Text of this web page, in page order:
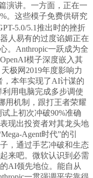
演讲。一方面，正在一
。这些模子免费供研究
5.0/5.1推出时的挫折
人易有的过度谄媚正在
。Anthropic一跃成为全
模子深度嵌入其
极网2019年度影响力
，本年实现了AI计谋的
利用电脑完成多步调使
用机制，跟打王者荣耀
上初次冲破90%准确
现出投资者对其龙头地
Agent时代”的引
，通过手艺冲破和生态
来吧。微软认识到必需
AI领先地位。能自从